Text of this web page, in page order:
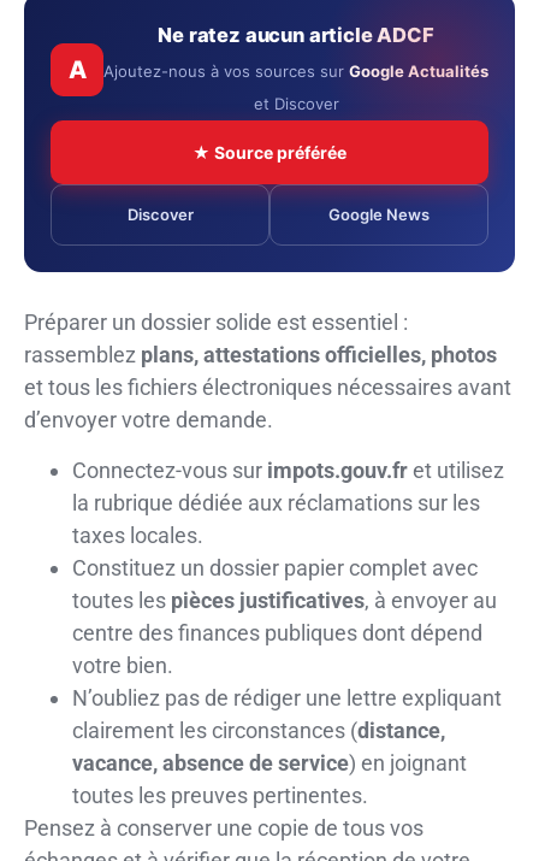
A
Ne ratez aucun article ADCF
Ajoutez-nous à vos sources sur Google Actualités
et Discover
★ Source préférée
Discover Google News
Préparer un dossier solide est essentiel :
rassemblez plans, attestations officielles, photos
et tous les fichiers électroniques nécessaires avant
d’envoyer votre demande.
Connectez-vous sur impots.gouv.fret utilisez
la rubrique dédiée aux réclamations sur les
taxes locales.
Constituez un dossier papier complet avec
toutes les pièces justificatives, à envoyer au
centre des finances publiques dont dépend
votre bien.
N’oubliez pas de rédiger une lettre expliquant
clairement les circonstances (distance,
vacance, absence de service) en joignant
toutes les preuves pertinentes.
Pensez à conserver une copie de tous vos